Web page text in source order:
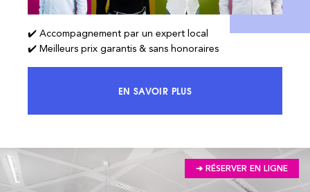
✔️ Accompagnement par un expert local
✔️ Meilleurs prix garantis & sans honoraires
EN SAVOIR PLUSACCÉDEZ À 100% DU MARCHÉ ET
➔ RÉSERVER EN LIGNE